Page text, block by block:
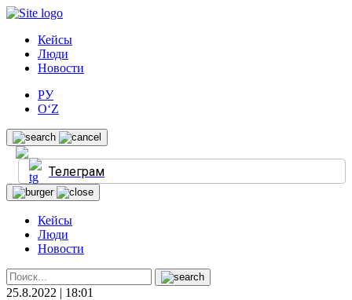
Кейсы
Люди
Новости
РУ
O‘Z
Телеграм
Кейсы
Люди
Новости
25.8.2022 | 18:01